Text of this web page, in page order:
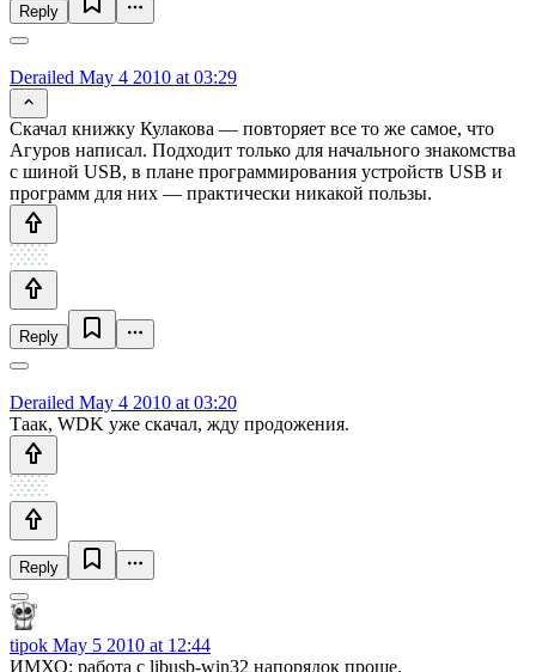
Reply
Derailed May 4 2010 at 03:29
Скачал книжку Кулакова — повторяет все то же самое, что
Агуров написал. Подходит только для начального знакомства
с шиной USB, в плане программирования устройств USB и
программ для них — практически никакой пользы.
Reply
Derailed May 4 2010 at 03:20
Таак, WDK уже скачал, жду продожения.
Reply
tipok May 5 2010 at 12:44
ИМХО: работа с libusb-win32 напорядок проще.